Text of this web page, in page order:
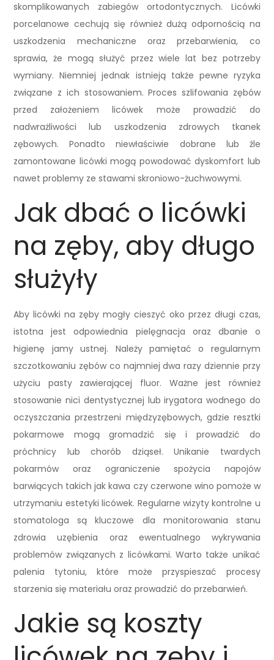
skomplikowanych zabiegów ortodontycznych. Licówki
porcelanowe cechują się również dużą odpornością na
uszkodzenia mechaniczne oraz przebarwienia, co
sprawia, że mogą służyć przez wiele lat bez potrzeby
wymiany. Niemniej jednak istnieją także pewne ryzyka
związane z ich stosowaniem. Proces szlifowania zębów
przed założeniem licówek może prowadzić do
nadwrażliwości lub uszkodzenia zdrowych tkanek
zębowych. Ponadto niewłaściwie dobrane lub źle
zamontowane licówki mogą powodować dyskomfort lub
nawet problemy ze stawami skroniowo-żuchwowymi.
Jak dbać o licówki
na zęby, aby długo
służyły
Aby licówki na zęby mogły cieszyć oko przez długi czas,
istotna jest odpowiednia pielęgnacja oraz dbanie o
higienę jamy ustnej. Należy pamiętać o regularnym
szczotkowaniu zębów co najmniej dwa razy dziennie przy
użyciu pasty zawierającej fluor. Ważne jest również
stosowanie nici dentystycznej lub irygatora wodnego do
oczyszczania przestrzeni międzyzębowych, gdzie resztki
pokarmowe mogą gromadzić się i prowadzić do
próchnicy lub chorób dziąseł. Unikanie twardych
pokarmów oraz ograniczenie spożycia napojów
barwiących takich jak kawa czy czerwone wino pomoże w
utrzymaniu estetyki licówek. Regularne wizyty kontrolne u
stomatologa są kluczowe dla monitorowania stanu
zdrowia uzębienia oraz ewentualnego wykrywania
problemów związanych z licówkami. Warto także unikać
palenia tytoniu, które może przyspieszać procesy
starzenia się materiału oraz prowadzić do przebarwień.
Jakie są koszty